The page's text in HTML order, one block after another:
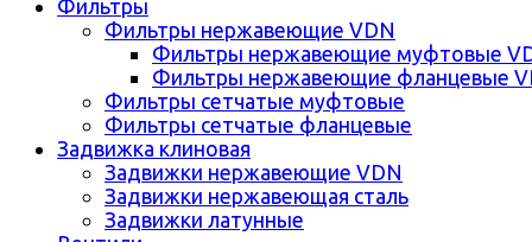
Фильтры
Фильтры нержавеющие VDN
Фильтры нержавеющие муфтовые
Фильтры нержавеющие фланцевые
Фильтры сетчатые муфтовые
Фильтры сетчатые фланцевые
Задвижка клиновая
Задвижки нержавеющие VDN
Задвижки нержавеющая сталь
Задвижки латунные